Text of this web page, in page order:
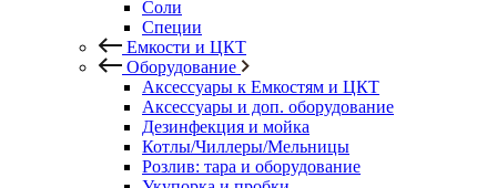
Соли
Специи
Емкости и ЦКТ
Оборудование
Аксессуары к Емкостям и ЦКТ
Аксессуары и доп. оборудование
Дезинфекция и мойка
Котлы/Чиллеры/Мельницы
Розлив: тара и оборудование